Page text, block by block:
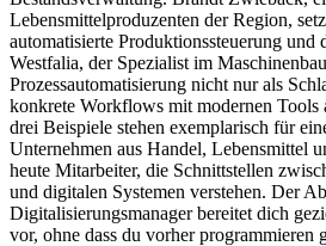
Lebensmittelproduzenten der Region,
automatisierte Produktionssteuerung und
Westfalia, der Spezialist im
Prozessautomatisierung nicht nur als
konkrete Workflows mit modernen Tools
drei Beispiele stehen exemplarisch für
Unternehmen aus Handel, Lebensmittel
heute Mitarbeiter, die Schnittstellen
und digitalen Systemen verstehen. Der
Digitalisierungsmanager bereitet dich
vor, ohne dass du vorher programmieren